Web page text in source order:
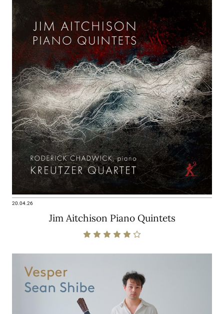
20.04.26
Jim Aitchison Piano Quintets